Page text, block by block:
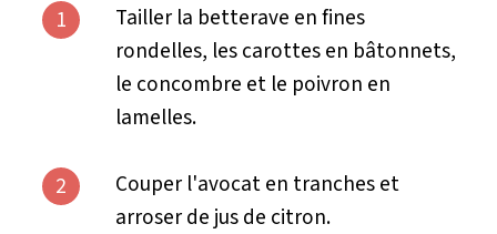
1
Tailler la betterave en fines
rondelles, les carottes en bâtonnets,
le concombre et le poivron en
lamelles.
2
Couper l'avocat en tranches et
arroser de jus de citron.